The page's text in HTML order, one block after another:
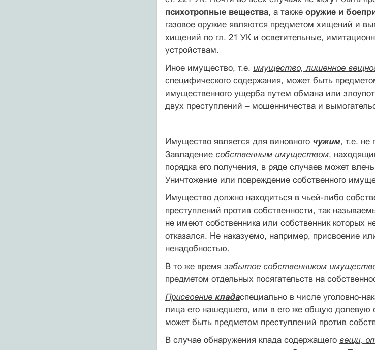
психотропные вещества, а также оружие и
газовое оружие являются предметом хищений и
хищений по гл. 21 УК и осветительные,
устройствам.
Иное имущество, т.е. имущество, лишенное
специфического содержания, может быть
имущественного ущерба путем обмана или
двух преступлений – мошенничества и
Имущество является для виновного чужим, т.е. не
Завладение собственным имуществом,
порядка его получения, в ряде случаев может
Уничтожение или повреждение собственного
Имущество должно находиться в чьей-либо
преступлений против собственности, так
не имеют собственника или собственник которых
отказался. Не наказуемо, например, присвоение
ненадобностью.
В то же время забытое собственником
предметом отдельных посягательств на
Присвоение кладаспециально в числе уголовно-
лица его нашедшего, или в его же общую долевую
может быть предметом преступлений против
В случае обнаружения клада содержащего вещи,